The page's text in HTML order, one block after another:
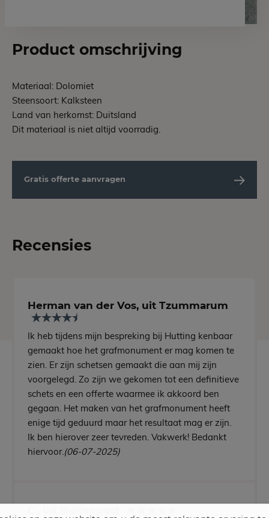
Product omschrijving
Materiaal: Dolomiet
Steensoort: Kalksteen
Land van herkomst: Duitsland
Dit materiaal is niet altijd voorradig.
Gratis offerte aanvragen
Recensies
Herman van der Vos, uit Tzummarum
Ik heb tijdens mijn bespreking bij Hutting kenbaar
gemaakt hoe het grafmonument er mag komen te
zien. Er zijn schetsen gemaakt die aan mij zijn
voorgelegd. Zo zijn we gekomen tot een definitieve
schets en een offerte waarmee ik akkoord ben
gegaan. Het maken van het grafmonument heeft
enige tijd geduurd maar het resultaat mag er zijn.
Ik ben hierover zeer tevreden. Vakwerk! Bedankt
hiervoor. (06-07-2025)